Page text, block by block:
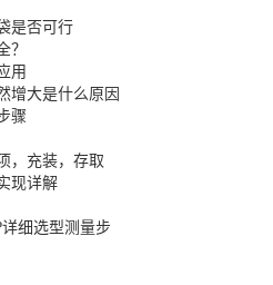
是否可行
？
用
增大是什么原因
骤
，充装，存取
现详解
细选型测量步